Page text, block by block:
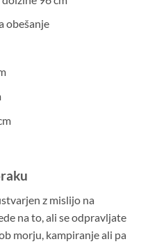
obešanje
z mislijo na
na to, ali se odpravljate
morju, kampiranje ali pa